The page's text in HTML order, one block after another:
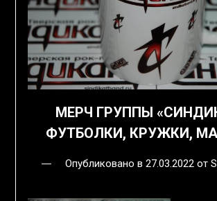
МЕРЧ ГРУППЫ
ФУТБОЛКИ, КРУЖКИ,
Опубликовано в 27.03.2022от